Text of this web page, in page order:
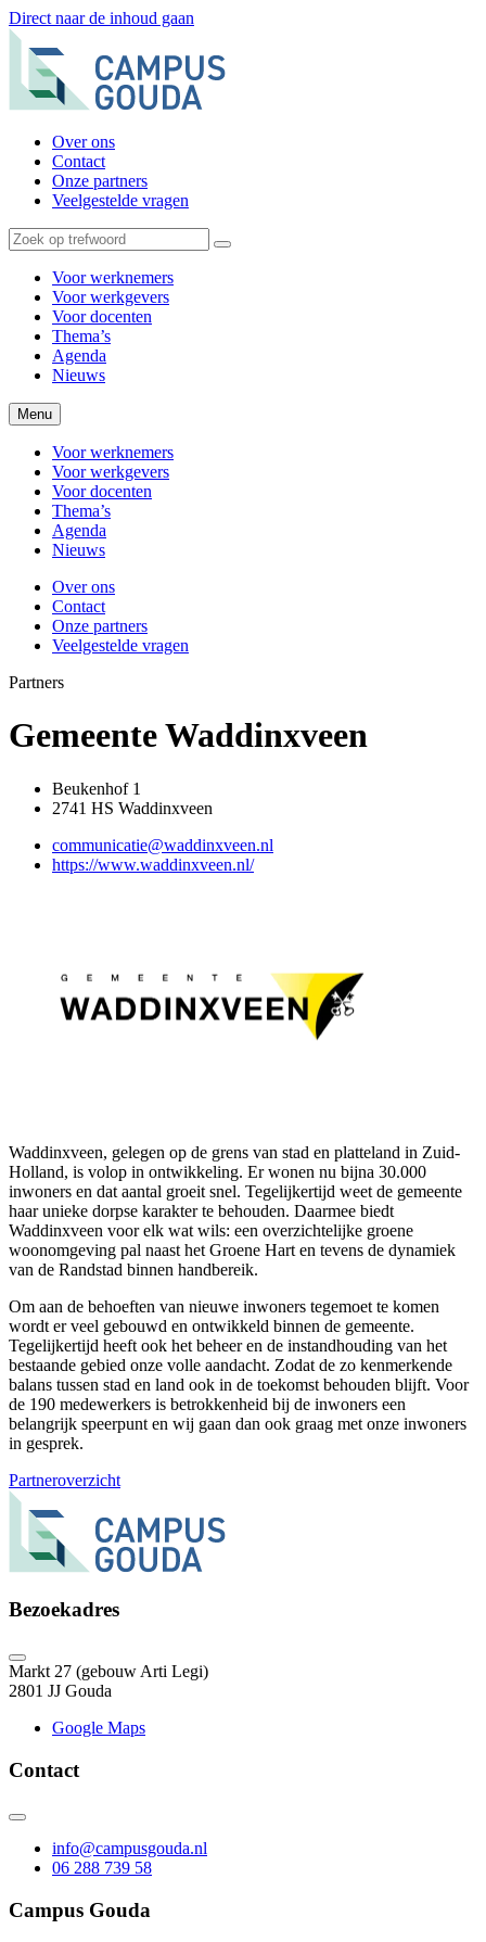
Direct naar de inhoud gaan
Over ons
Contact
Onze partners
Veelgestelde vragen
Voor werknemers
Voor werkgevers
Voor docenten
Thema’s
Agenda
Nieuws
Menu
Voor werknemers
Voor werkgevers
Voor docenten
Thema’s
Agenda
Nieuws
Over ons
Contact
Onze partners
Veelgestelde vragen
Partners
Gemeente Waddinxveen
Beukenhof 1
2741 HS Waddinxveen
communicatie@waddinxveen.nl
https://www.waddinxveen.nl/
Waddinxveen, gelegen op de grens van stad en platteland in Zuid-
Holland, is volop in ontwikkeling. Er wonen nu bijna 30.000
inwoners en dat aantal groeit snel. Tegelijkertijd weet de gemeente
haar unieke dorpse karakter te behouden. Daarmee biedt
Waddinxveen voor elk wat wils: een overzichtelijke groene
woonomgeving pal naast het Groene Hart en tevens de dynamiek
van de Randstad binnen handbereik.
Om aan de behoeften van nieuwe inwoners tegemoet te komen
wordt er veel gebouwd en ontwikkeld binnen de gemeente.
Tegelijkertijd heeft ook het beheer en de instandhouding van het
bestaande gebied onze volle aandacht. Zodat de zo kenmerkende
balans tussen stad en land ook in de toekomst behouden blijft. Voor
de 190 medewerkers is betrokkenheid bij de inwoners een
belangrijk speerpunt en wij gaan dan ook graag met onze inwoners
in gesprek.
Partneroverzicht
Bezoekadres
Markt 27 (gebouw Arti Legi)
2801 JJ Gouda
Google Maps
Contact
info@campusgouda.nl
06 288 739 58
Campus Gouda